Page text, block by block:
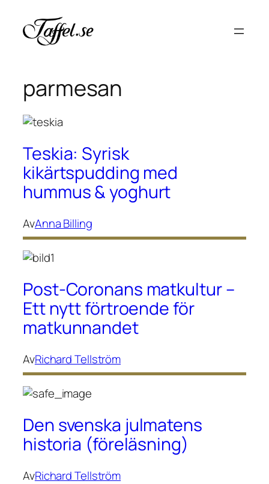
innehåll
parmesan
Teskia: Syrisk
kikärtspudding med
hummus & yoghurt
AvAnna Billing
Post-Coronans matkultur –
Ett nytt förtroende för
matkunnandet
AvRichard Tellström
Den svenska julmatens
historia (föreläsning)
AvRichard Tellström